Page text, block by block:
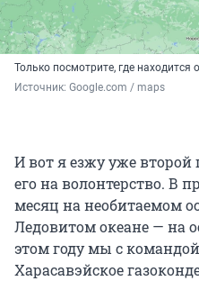
Только посмотрите, где находится
Источник: Google.com / maps
И вот я езжу уже второй
его на волонтерство. В
месяц на необитаемом
Ледовитом океане — на
этом году мы с
Харасавэйское